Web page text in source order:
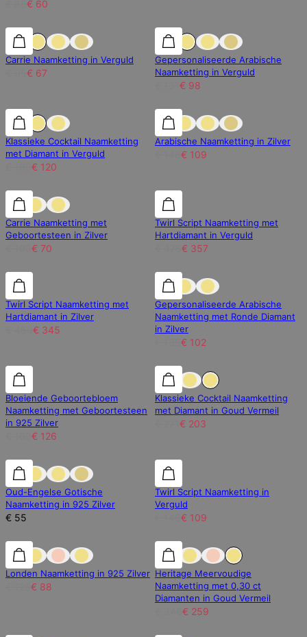
€ 60
30% korting 30% korting
Carrie Naamketting in Verguld
€ 67
25% korting
Gepersonaliseerde Arabische
Naamketting in Verguld
€ 98
25% korting 25% korting
Klassieke Cocktail Naamketting
met Diamant in Verguld
€ 120
25% korting
Arabische Naamketting in Zilver
€ 109
30% korting 30% korting
Carrie Naamketting met
Geboortesteen in Zilver
€ 70
25% korting
Twirl Script Naamketting met
Hartdiamant in Verguld
€ 357
25% korting 25% korting
Twirl Script Naamketting met
Hartdiamant in Zilver
€ 345
25% korting
Gepersonaliseerde Arabische
Naamketting met Ronde Diamant
in Zilver
€ 102
30% korting 30% korting
Bloeiende Geboortebloem
Naamketting met Geboortesteen
in 925 Zilver
€ 126
25% korting
Klassieke Cocktail Naamketting
met Diamant in Goud Vermeil
€ 203
Oud-Engelse Gotische
Naamketting in 925 Zilver
€ 55
25% korting
Twirl Script Naamketting in
Verguld
€ 109
30% korting 30% korting
Londen Naamketting in 925 Zilver
€ 88
25% korting
Heritage Meervoudige
Naamketting met 0,30 ct
Diamanten in Goud Vermeil
€ 259